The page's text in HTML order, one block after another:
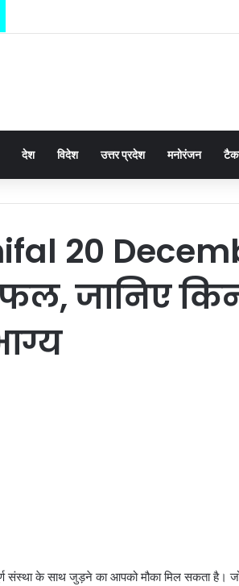
देश विदेश उत्तर प्रदेश मनोरंजन
20
जानिए किन
संस्था के साथ जुड़ने का आपको मौका मिल सकता है।